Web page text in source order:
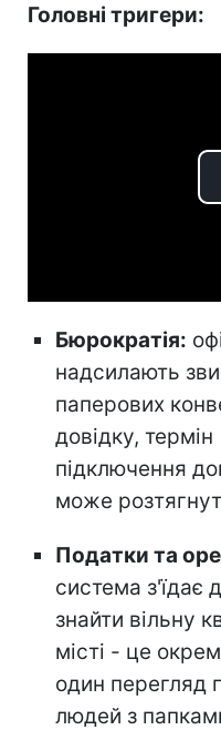
Головні тригери:
Бюрократія:
надсилають
паперових
довідку,
підключення
може
Податки та
система з'їдає
знайти вільну
місті - це
один перегляд
людей з